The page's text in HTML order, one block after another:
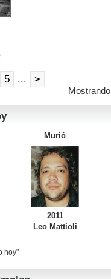
5 ... >
Mostrando
Murió
2011
Leo Mattioli
hoy"